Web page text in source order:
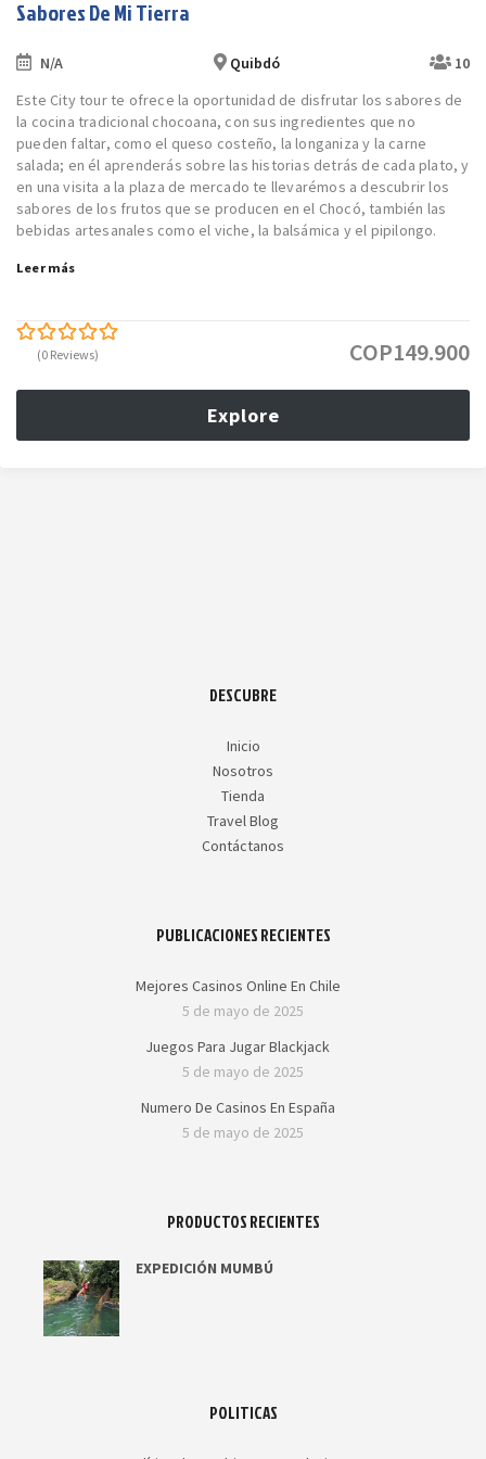
Sabores De Mi Tierra
N/A Quibdó
10
Este City tour te ofrece la oportunidad de disfrutar los sabores de
la cocina tradicional chocoana, con sus ingredientes que no
pueden faltar, como el queso costeño, la longaniza y la carne
salada; en él aprenderás sobre las historias detrás de cada plato, y
en una visita a la plaza de mercado te llevarémos a descubrir los
sabores de los frutos que se producen en el Chocó, también las
bebidas artesanales como el viche, la balsámica y el pipilongo.
Leer más
COP149.900
(0 Reviews)
Explore
DESCUBRE
Inicio
Nosotros
Tienda
Travel Blog
Contáctanos
PUBLICACIONES RECIENTES
Mejores Casinos Online En Chile
5 de mayo de 2025
Juegos Para Jugar Blackjack
5 de mayo de 2025
Numero De Casinos En España
5 de mayo de 2025
PRODUCTOS RECIENTES
EXPEDICIÓN MUMBÚ
POLITICAS